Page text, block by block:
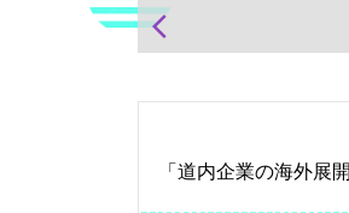
arrow_back_ios
「道内企業の海外展